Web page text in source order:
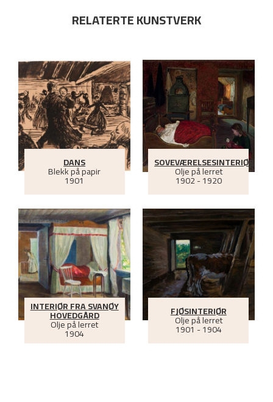
RELATERTE KUNSTVERK
DANS
Blekk på papir
1901
SOVEVÆRELSESINTERIØR
Olje på lerret
1902 - 1920
INTERIØR FRA SVANØY
HOVEDGÅRD
Olje på lerret
1904
FJØSINTERIØR
Olje på lerret
1901 - 1904